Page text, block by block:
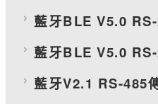
藍牙BLE V5.0
藍牙BLE V5.0
藍牙V2.1 RS-485